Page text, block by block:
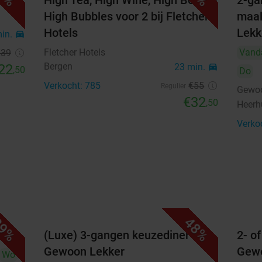
directions_car
,50
High Bubbles voor 2 bij Fletcher
Hotels
Fletcher Hotels
Bergen
23 min. directions_car
Verkocht: 785 €55
€32,50
Do
Wo
48%
(Luxe) 3-gangen keuzediner bij
Gewoon Lekker
2-
31
Ma
Za Zo
Highlights
Multideal: